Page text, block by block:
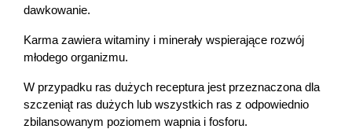
dawkowanie.
Karma zawiera witaminy i minerały wspierające rozwój
młodego organizmu.
W przypadku ras dużych receptura jest przeznaczona dla
szczeniąt ras dużych lub wszystkich ras z odpowiednio
zbilansowanym poziomem wapnia i fosforu.